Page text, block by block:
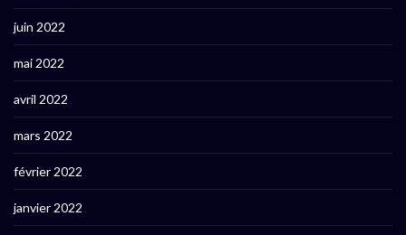
juin 2022
mai 2022
avril 2022
mars 2022
février 2022
janvier 2022